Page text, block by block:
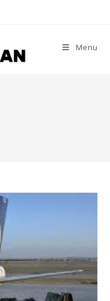
Menu